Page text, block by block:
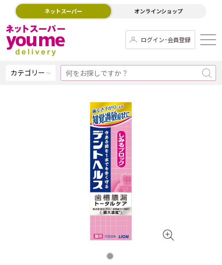
ネットスーパー オンラインショップ
ログイン･会員登録
カテゴリー